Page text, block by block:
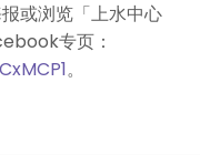
或浏览「上水中心
专页：
。